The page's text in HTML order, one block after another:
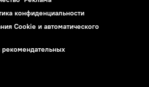
конфиденциальности
Cookie и автоматического